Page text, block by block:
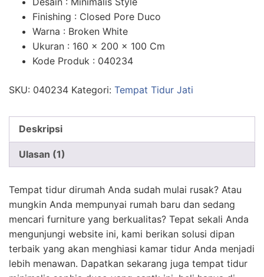
Finishing : Closed Pore Duco
Warna : Broken White
Ukuran : 160 x 200 x 100 Cm
Kode Produk : 040234
SKU: 040234 Kategori: Tempat Tidur Jati
Deskripsi
Ulasan (1)
Tempat tidur dirumah Anda sudah mulai rusak? Atau
mungkin Anda mempunyai rumah baru dan sedang
mencari furniture yang berkualitas? Tepat sekali Anda
mengunjungi website ini, kami berikan solusi dipan
terbaik yang akan menghiasi kamar tidur Anda menjadi
lebih menawan. Dapatkan sekarang juga tempat tidur